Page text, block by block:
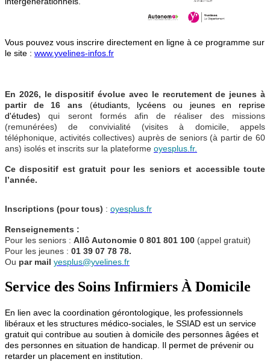
Vous pouvez vous inscrire directement en ligne à ce programme sur
le site : www.yvelines-infos.fr
En 2026, le dispositif évolue avec le recrutement de jeunes à
partir de 16 ans (étudiants, lycéens ou jeunes en reprise
d'études) qui seront formés afin de réaliser des missions
(remunérées) de convivialité (visites à domicile, appels
téléphonique, activités collectives) auprès de seniors (à partir de 60
ans) isolés et inscrits sur la plateforme oyesplus.fr.
Ce dispositif est gratuit pour les seniors et accessible toute
l’année.
Inscriptions (pour tous) : oyesplus.fr
Renseignements :
Pour les seniors : Allô Autonomie 0 801 801 100 (appel gratuit)
Pour les jeunes : 01 39 07 78 78.
Ou par mail yesplus@yvelines.fr
Service des Soins Infirmiers À Domicile
En lien avec la coordination gérontologique, les professionnels
libéraux et les structures médico-sociales, le SSIAD est un service
gratuit qui contribue au soutien à domicile des personnes âgées et
des personnes en situation de handicap. Il permet de prévenir ou
retarder un placement en institution.